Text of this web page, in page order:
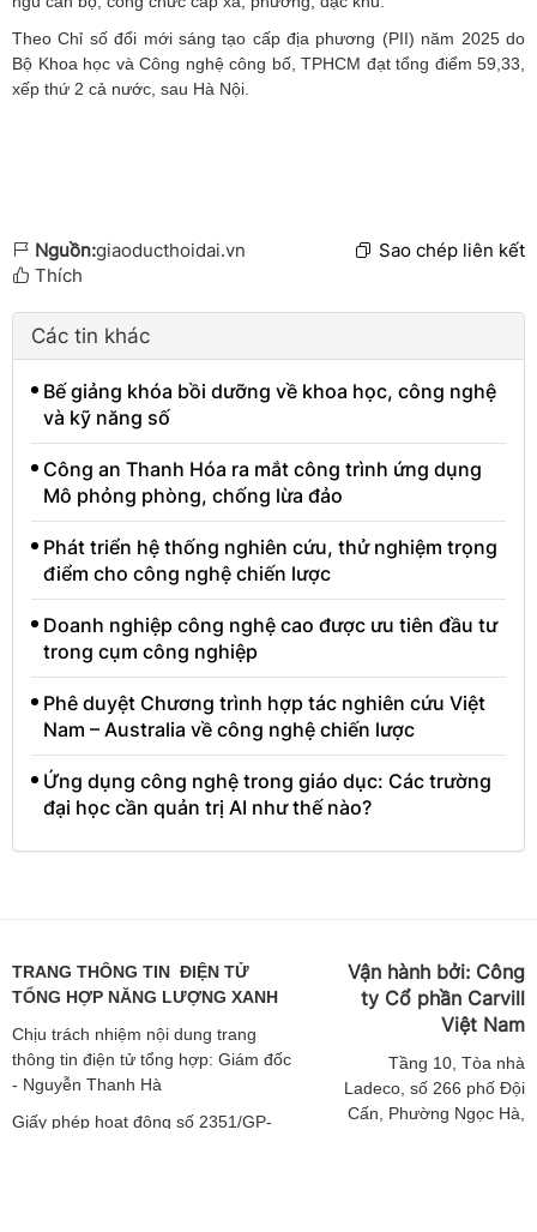
Theo Chỉ số đổi mới sáng tạo cấp địa phương (PII) năm 2025 do
Bộ Khoa học và Công nghệ công bố, TPHCM đạt tổng điểm 59,33,
xếp thứ 2 cả nước, sau Hà Nội.
Nguồn:giaoducthoidai.vn
Sao chép liên kết
Thích
Các tin khác
Bế giảng khóa bồi dưỡng về khoa học, công nghệ
và kỹ năng số
Công an Thanh Hóa ra mắt công trình ứng dụng
Mô phỏng phòng, chống lừa đảo
Phát triển hệ thống nghiên cứu, thử nghiệm trọng
điểm cho công nghệ chiến lược
Doanh nghiệp công nghệ cao được ưu tiên đầu tư
trong cụm công nghiệp
Phê duyệt Chương trình hợp tác nghiên cứu Việt
Nam – Australia về công nghệ chiến lược
Ứng dụng công nghệ trong giáo dục: Các trường
đại học cần quản trị AI như thế nào?
TRANG THÔNG TIN ĐIỆN TỬ
TỔNG HỢP NĂNG LƯỢNG XANH
Chịu trách nhiệm nội dung trang
thông tin điện tử tổng hợp: Giám đốc
- Nguyễn Thanh Hà
Giấy phép hoạt động số 2351/GP-
Vận hành bởi: Công
ty Cổ phần Carvill
Việt Nam
Tầng 10, Tòa nhà
Ladeco, số 266 phố Đội
Cấn, Phường Ngọc Hà,